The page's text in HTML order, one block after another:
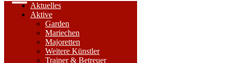
Aktuelles
Aktive
Garden
Mariechen
Majoretten
Weitere Künstler
Trainer & Betreuer